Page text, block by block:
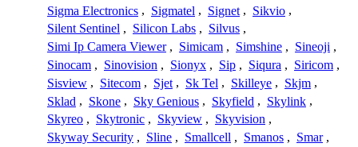
Sigma Electronics , Sigmatel , Signet , Sikvio ,
Silent Sentinel , Silicon Labs , Silvus ,
Simi Ip Camera Viewer , Simicam , Simshine , Sineoji ,
Sinocam , Sinovision , Sionyx , Sip , Siqura , Siricom ,
Sisview , Sitecom , Sjet , Sk Tel , Skilleye , Skjm ,
Sklad , Skone , Sky Genious , Skyfield , Skylink ,
Skyreo , Skytronic , Skyview , Skyvision ,
Skyway Security , Sline , Smallcell , Smanos , Smar ,